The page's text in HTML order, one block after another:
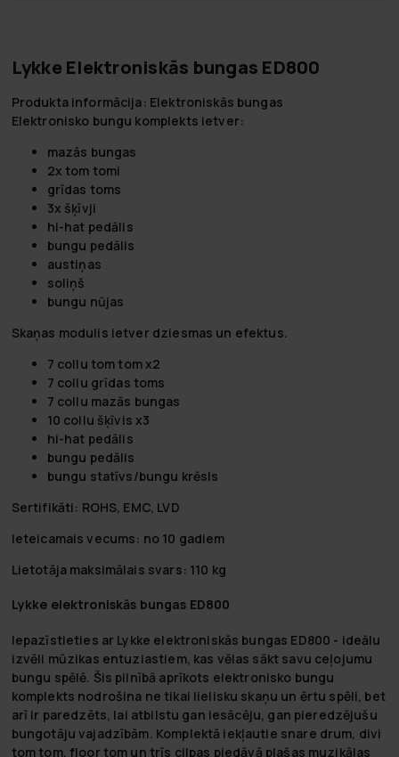
Lykke Elektroniskās bungas ED800
Produkta informācija: Elektroniskās bungas
Elektronisko bungu komplekts ietver:
mazās bungas
2x tom tomi
grīdas toms
3x šķīvji
hi-hat pedālis
bungu pedālis
austiņas
soliņš
bungu nūjas
Skaņas modulis ietver dziesmas un efektus.
7 collu tom tom x2
7 collu grīdas toms
7 collu mazās bungas
10 collu šķīvis x3
hi-hat pedālis
bungu pedālis
bungu statīvs/bungu krēsls
Sertifikāti: ROHS, EMC, LVD
Ieteicamais vecums: no 10 gadiem
Lietotāja maksimālais svars: 110 kg
Lykke elektroniskās bungas ED800
Iepazīstieties ar Lykke elektroniskās bungas ED800 - ideālu
izvēli mūzikas entuziastiem, kas vēlas sākt savu ceļojumu
bungu spēlē. Šis pilnībā aprīkots elektronisko bungu
komplekts nodrošina ne tikai lielisku skaņu un ērtu spēli, bet
arī ir paredzēts, lai atbilstu gan iesācēju, gan pieredzējušu
bungotāju vajadzībām. Komplektā iekļautie snare drum, divi
tom tom, floor tom un trīs cilpas piedāvā plašas muzikālas